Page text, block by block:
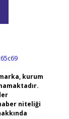
kurum
niteliği